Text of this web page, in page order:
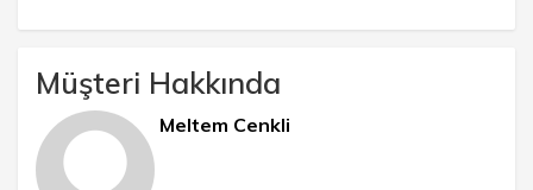
Müşteri Hakkında
Meltem Cenkli